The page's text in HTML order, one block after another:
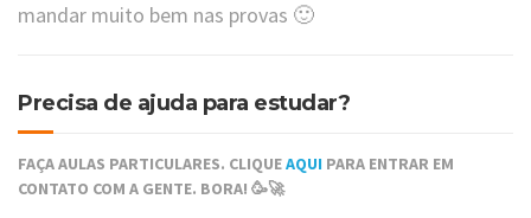
mandar muito bem nas provas 🙂
Precisa de ajuda para estudar?
FAÇA AULAS PARTICULARES. CLIQUEAQUI PARA ENTRAR EM
CONTATO COM A GENTE. BORA! 🥳🚀